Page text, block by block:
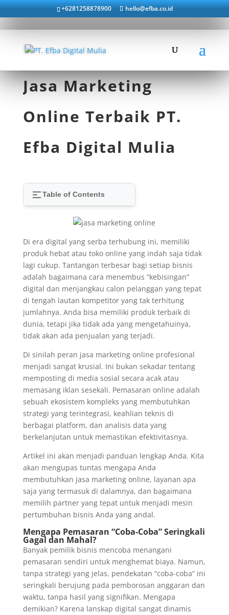
+6281258878900 hello@efba.co.id
Jasa Marketing
Online Terbaik PT.
Efba Digital Mulia
Table of Contents
Di era digital yang serba terhubung ini, memiliki
produk hebat atau toko online yang indah saja tidak
lagi cukup. Tantangan terbesar bagi setiap bisnis
adalah bagaimana cara menembus “kebisingan”
digital dan menjangkau calon pelanggan yang tepat
di tengah lautan kompetitor yang tak terhitung
jumlahnya. Anda bisa memiliki produk terbaik di
dunia, tetapi jika tidak ada yang mengetahuinya,
tidak akan ada penjualan yang terjadi.
Di sinilah peran jasa marketing online profesional
menjadi sangat krusial. Ini bukan sekadar tentang
memposting di media sosial secara acak atau
memasang iklan sesekali. Pemasaran online adalah
sebuah ekosistem kompleks yang membutuhkan
strategi yang terintegrasi, keahlian teknis di
berbagai platform, dan analisis data yang
berkelanjutan untuk memastikan efektivitasnya.
Artikel ini akan menjadi panduan lengkap Anda. Kita
akan mengupas tuntas mengapa Anda
membutuhkan jasa marketing online, layanan apa
saja yang termasuk di dalamnya, dan bagaimana
memilih partner yang tepat untuk menjadi mesin
pertumbuhan bisnis Anda yang andal.
Mengapa Pemasaran “Coba-Coba” Seringkali
Gagal dan Mahal?
Banyak pemilik bisnis mencoba menangani
pemasaran sendiri untuk menghemat biaya. Namun,
tanpa strategi yang jelas, pendekatan “coba-coba” ini
seringkali berujung pada pemborosan anggaran dan
waktu, tanpa hasil yang signifikan. Mengapa
demikian? Karena lanskap digital sangat dinamis